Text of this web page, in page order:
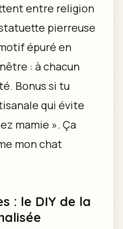
entre religion
pierreuse
épuré en
: à chacun
Bonus si tu
qui évite
mamie ». Ça
mon chat
: le DIY de la